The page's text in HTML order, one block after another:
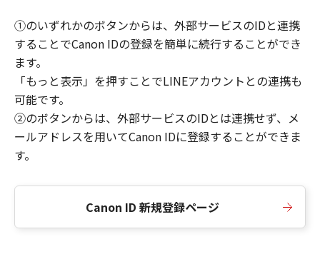
①のいずれかのボタンからは、外部サービスのIDと連携
することでCanon IDの登録を簡単に続行することができ
ます。
「もっと表示」を押すことでLINEアカウントとの連携も
可能です。
②のボタンからは、外部サービスのIDとは連携せず、メ
ールアドレスを用いてCanon IDに登録することができま
す。
Canon ID 新規登録ページ